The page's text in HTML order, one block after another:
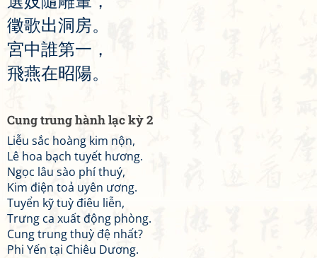
徵歌出洞 房。
宮中誰第一 ，
飛燕在昭陽。
Cung trung hành lạc kỳ 2
Liễu sắc hoàng kim nộn,
Lê hoa bạch tuyết hương.
Ngọc lâu sào phí thuý,
Kim điện toả uyên ương.
Tuyển kỹ tuỳ điêu liễn,
Trưng ca xuất động phòng.
Cung trung thuỳ đệ nhất?
Phi Yến tại Chiêu Dương.